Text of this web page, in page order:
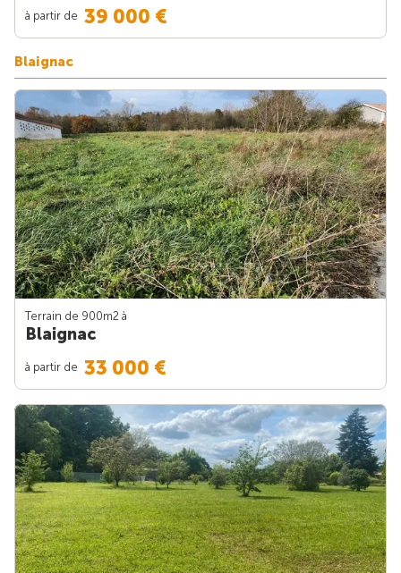
à partir de 39 000 €
Blaignac
Terrain de 900m2 à
Blaignac
à partir de 33 000 €